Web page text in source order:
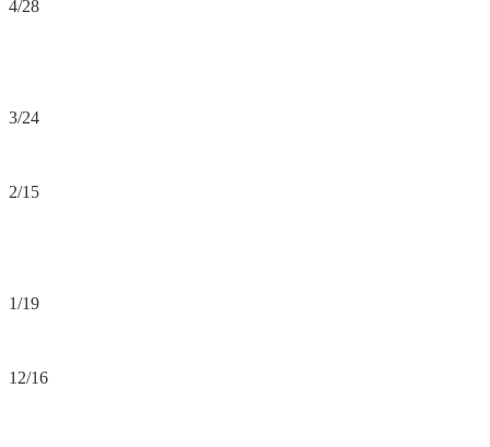
4/28
3/24
2/15
1/19
12/16